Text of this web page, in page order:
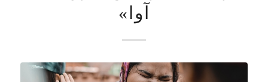
آوا»